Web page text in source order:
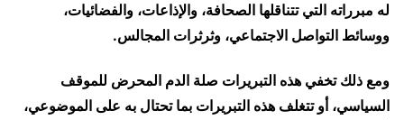
له مبرراته التي تتناقلها الصحافة، والإذاعات، والفضائيات،
ووسائط التواصل الاجتماعي، وثرثرات المجالس.
ومع ذلك تخفي هذه التبريرات صلة الدم المحرض للموقف
السياسي، أو تتغلف هذه التبريرات بما تحتال به على الموضوعي،